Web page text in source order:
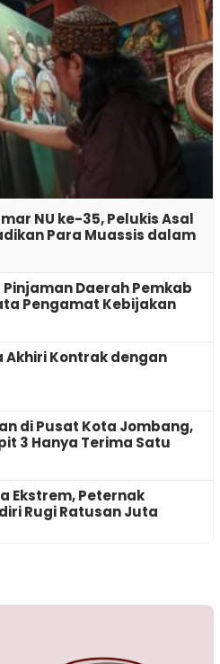
NU ke-35, Pelukis Asal
Para Muassis dalam
Pinjaman Daerah Pemkab
Pengamat Kebijakan
Akhiri Kontrak dengan
di Pusat Kota Jombang,
3 Hanya Terima Satu
Ekstrem, Peternak
Rugi Ratusan Juta